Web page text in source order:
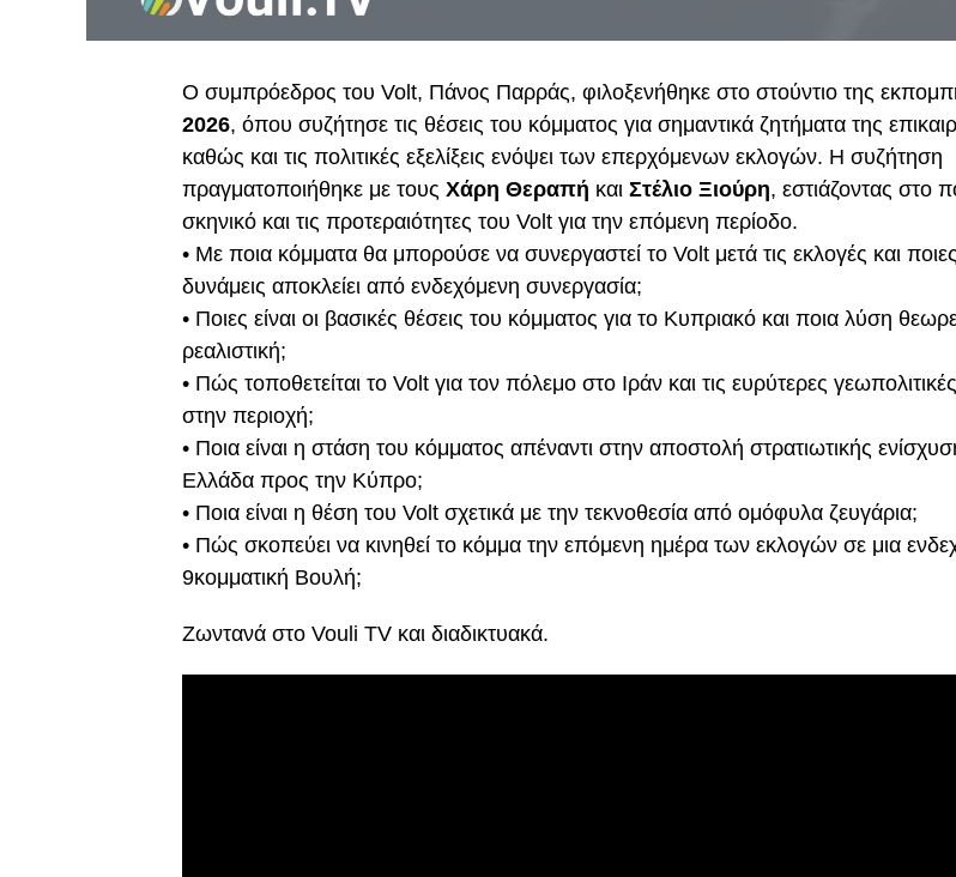
Ο συμπρόεδρος του Volt, Πάνος Παρράς, φιλοξενήθηκε στο στούντιο της
2026, όπου συζήτησε τις θέσεις του κόμματος για σημαντικά ζητήματα της
καθώς και τις πολιτικές εξελίξεις ενόψει των επερχόμενων εκλογών. Η συζήτηση
πραγματοποιήθηκε με τους Χάρη Θεραπή και Στέλιο Ξιούρη, εστιάζοντας στο
σκηνικό και τις προτεραιότητες του Volt για την επόμενη περίοδο.
• Με ποια κόμματα θα μπορούσε να συνεργαστεί το Volt μετά τις εκλογές και ποιες
δυνάμεις αποκλείει από ενδεχόμενη συνεργασία;
• Ποιες είναι οι βασικές θέσεις του κόμματος για το Κυπριακό και ποια λύση
ρεαλιστική;
• Πώς τοποθετείται το Volt για τον πόλεμο στο Ιράν και τις ευρύτερες γεωπολιτικές
στην περιοχή;
• Ποια είναι η στάση του κόμματος απέναντι στην αποστολή στρατιωτικής
Ελλάδα προς την Κύπρο;
• Ποια είναι η θέση του Volt σχετικά με την τεκνοθεσία από ομόφυλα ζευγάρια;
• Πώς σκοπεύει να κινηθεί το κόμμα την επόμενη ημέρα των εκλογών σε μια
9κομματική Βουλή;
Ζωντανά στο Vouli TV και διαδικτυακά.